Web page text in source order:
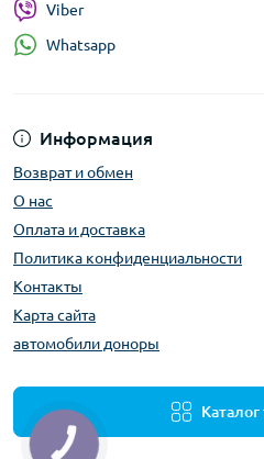
Информация
Возврат и обмен
О нас
Оплата и доставка
Политика конфиденциальности
Контакты
Карта сайта
автомобили доноры
Viber
Whatsapp
КНОПКА
ЗВ'ЯЗКУ